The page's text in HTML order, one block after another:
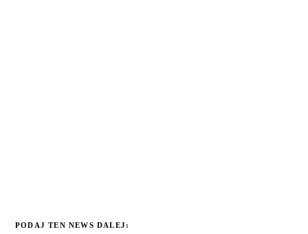
PODAJ TEN NEWS DALEJ: